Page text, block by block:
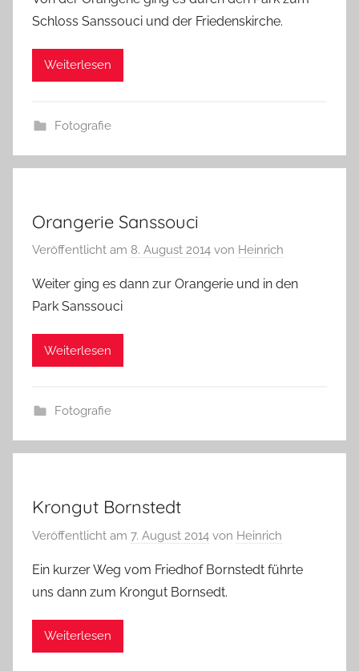
Schloss Sanssouci und der Friedenskirche.
Weiterlesen
Fotografie
Orangerie Sanssouci
Veröffentlicht am 8. August 2014 von Heinrich
Weiter ging es dann zur Orangerie und in den
Park Sanssouci
Weiterlesen
Fotografie
Krongut Bornstedt
Veröffentlicht am 7. August 2014 von Heinrich
Ein kurzer Weg vom Friedhof Bornstedt führte
uns dann zum Krongut Bornsedt.
Weiterlesen